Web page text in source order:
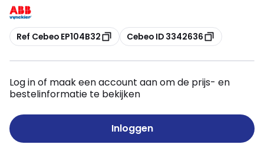
Kopiëren
Ref Cebeo EP104B32 Kopiëren
Cebeo ID 3342636
Log in of maak een account aan om de prijs- en
bestelinformatie te bekijken
Inloggen